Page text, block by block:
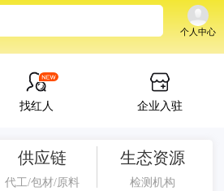
个人中心
找红人 企业入驻
供应链
代工/包材/原料
生态资源
检测机构